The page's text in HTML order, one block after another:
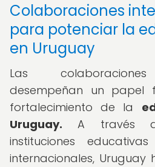
Colaboraciones
para potenciar la
en Uruguay
Las colaboraciones
desempeñan un papel
fortalecimiento de la
Uruguay. A través
instituciones
internacionales,